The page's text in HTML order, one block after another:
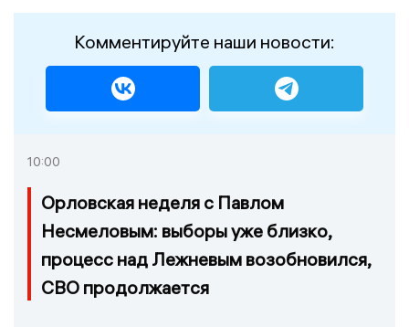
Комментируйте наши новости:
10:00
Орловская неделя с Павлом
Несмеловым: выборы уже близко,
процесс над Лежневым возобновился,
СВО продолжается